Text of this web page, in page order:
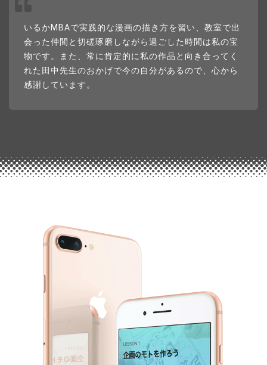
いるかMBAで実践的な漫画の描き方を習い、教室で出
会った仲間と切磋琢磨しながら過ごした時間は私の宝
物です。また、常に肯定的に私の作品と向き合ってく
れた田中先生のおかげで今の自分があるので、心から
感謝しています。